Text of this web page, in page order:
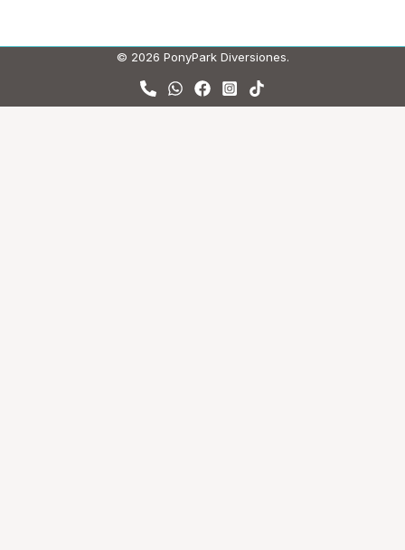
© 2026 PonyPark Diversiones.